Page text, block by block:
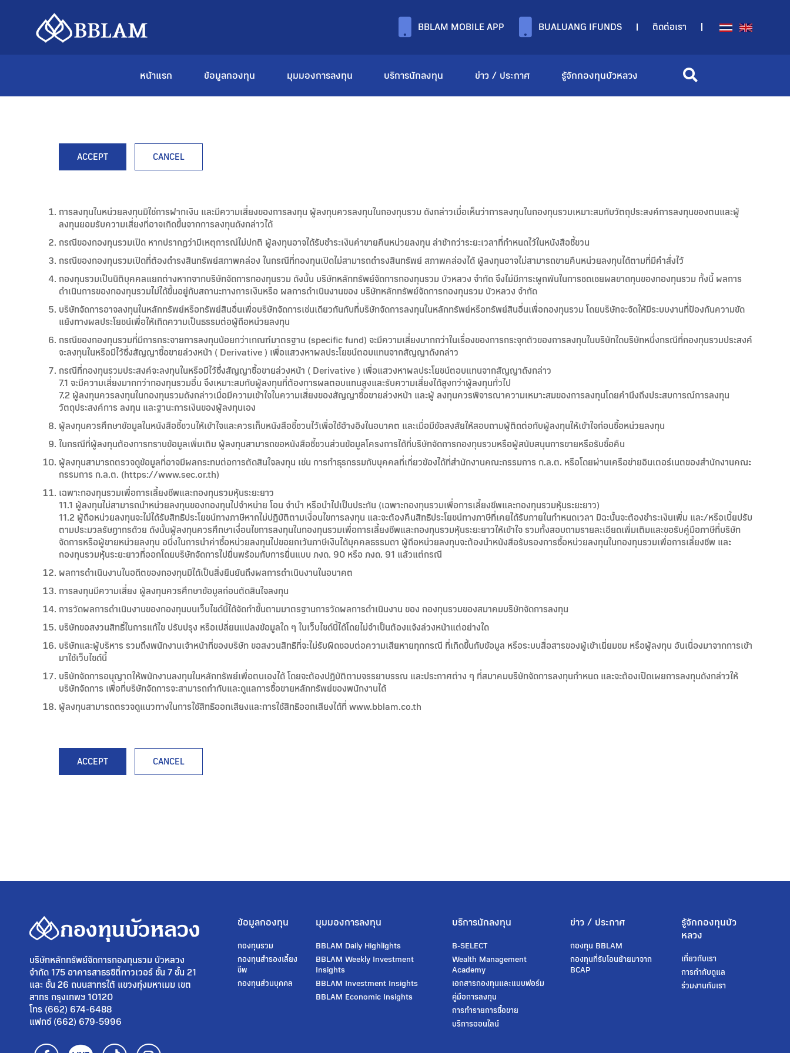
BBLAM MOBILE APP BUALUANG IFUNDS ติดต่อเรา
หน้าแรก ข้อมูลกองทุน มุมมองการลงทุน บริการนักลงทุน ข่าว / ประกาศ รู้จักกองทุนบัวหลวง
ACCEPT CANCEL
การลงทุนในหน่วยลงทุนมิใช่การฝากเงิน และมีความเสี่ยงของการลงทุน ผู้ลงทุนควรลงทุนในกองทุนรวม ดังกล่าวเมื่อเห็นว่าการลงทุนในกองทุนรวมเหมาะสมกับวัตถุประสงค์การลงทุนของตนและผู้
ลงทุนยอมรับความเสี่ยงที่อาจเกิดขึ้นจากการลงทุนดังกล่าวได้
กรณีของกองทุนรวมเปิด หากปรากฏว่ามีเหตุการณ์ไม่ปกติ ผู้ลงทุนอาจได้รับชำระเงินค่าขายคืนหน่วยลงทุน ล่าช้ากว่าระยะเวลาที่กำหนดไว้ในหนังสือชี้ชวน
กรณีของกองทุนรวมเปิดที่ต้องดำรงสินทรัพย์สภาพคล่อง ในกรณีที่กองทุนเปิดไม่สามารถดำรงสินทรัพย์ สภาพคล่องได้ ผู้ลงทุนอาจไม่สามารถขายคืนหน่วยลงทุนได้ตามที่มีคำสั่งไว้
กองทุนรวมเป็นนิติบุคคลแยกต่างหากจากบริษัทจัดการกองทุนรวม ดังนั้น บริษัทหลักทรัพย์จัดการกองทุนรวม บัวหลวง จำกัด จึงไม่มีภาระผูกพันในการชดเชยผลขาดทุนของกองทุนรวม ทั้งนี้ ผลการ
ดำเนินการของกองทุนรวมไม่ได้ขึ้นอยู่กับสถานะทางการเงินหรือ ผลการดำเนินงานของ บริษัทหลักทรัพย์จัดการกองทุนรวม บัวหลวง จำกัด
บริษัทจัดการอาจลงทุนในหลักทรัพย์หรือทรัพย์สินอื่นเพื่อบริษัทจัดการเช่นเดียวกันกับที่บริษัทจัดการลงทุนในหลักทรัพย์หรือทรัพย์สินอื่นเพื่อกองทุนรวม โดยบริษัทจะจัดให้มีระบบงานที่ป้องกันความขัด
แย้งทางผลประโยชน์เพื่อให้เกิดความเป็นธรรมต่อผู้ถือหน่วยลงทุน
กรณีของกองทุนรวมที่มีการกระจายการลงทุนน้อยกว่าเกณฑ์มาตรฐาน (specific fund) จะมีความเสี่ยงมากกว่าในเรื่องของการกระจุกตัวของการลงทุนในบริษัทใดบริษัทหนึ่งกรณีที่กองทุนรวมประสงค์
จะลงทุนในหรือมีไว้ซึ่งสัญญาซื้อขายล่วงหน้า ( Derivative ) เพื่อแสวงหาผลประโยชน์ตอบแทนจากสัญญาดังกล่าว
กรณีที่กองทุนรวมประสงค์จะลงทุนในหรือมีไว้ซึ่งสัญญาซื้อขายล่วงหน้า ( Derivative ) เพื่อแสวงหาผลประโยชน์ตอบแทนจากสัญญาดังกล่าว
7.1 จะมีความเสี่ยงมากกว่ากองทุนรวมอื่น จึงเหมาะสมกับผู้ลงทุนที่ต้องการผลตอบแทนสูงและรับความเสี่ยงได้สูงกว่าผู้ลงทุนทั่วไป
7.2 ผู้ลงทุนควรลงทุนในกองทุนรวมดังกล่าวเมื่อมีความเข้าใจในความเสี่ยงของสัญญาซื้อขายล่วงหน้า และผู้ ลงทุนควรพิจารณาความเหมาะสมของการลงทุนโดยคำนึงถึงประสบการณ์การลงทุน
วัตถุประสงค์การ ลงทุน และฐานะการเงินของผู้ลงทุนเอง
ผู้ลงทุนควรศึกษาข้อมูลในหนังสือชี้ชวนให้เข้าใจและควรเก็บหนังสือชี้ชวนไว้เพื่อใช้อ้างอิงในอนาคต และเมื่อมีข้อสงสัยให้สอบถามผู้ติดต่อกับผู้ลงทุนให้เข้าใจก่อนซื้อหน่วยลงทุน
ในกรณีที่ผู้ลงทุนต้องการทราบข้อมูลเพิ่มเติม ผู้ลงทุนสามารถขอหนังสือชี้ชวนส่วนข้อมูลโครงการได้ที่บริษัทจัดการกองทุนรวมหรือผู้สนับสนุนการขายหรือรับซื้อคืน
ผู้ลงทุนสามารถตรวจดูข้อมูลที่อาจมีผลกระทบต่อการตัดสินใจลงทุน เช่น การทำธุรกรรมกับบุคคลที่เกี่ยวข้องได้ที่สำนักงานคณะกรรมการ ก.ล.ต. หรือโดยผ่านเครือข่ายอินเตอร์เนตของสำนักงานคณะ
กรรมการ ก.ล.ต. (https://www.sec.or.th)
เฉพาะกองทุนรวมเพื่อการเลี้ยงชีพและกองทุนรวมหุ้นระยะยาว
11.1 ผู้ลงทุนไม่สามารถนำหน่วยลงทุนของกองทุนไปจำหน่าย โอน จำนำ หรือนำไปเป็นประกัน (เฉพาะกองทุนรวมเพื่อการเลี้ยงชีพและกองทุนรวมหุ้นระยะยาว)
11.2 ผู้ถือหน่วยลงทุนจะไม่ได้รับสิทธิประโยชน์ทางภาษีหากไม่ปฏิบัติตามเงื่อนไขการลงทุน และจะต้องคืนสิทธิประโยชน์ทางภาษีที่เคยได้รับภายในกำหนดเวลา มิฉะนั้นจะต้องชำระเงินเพิ่ม และ/หรือเบี้ยปรับ
ตามประมวลรัษฎากรด้วย ดังนั้นผู้ลงทุนควรศึกษาเงื่อนไขการลงทุนในกองทุนรวมเพื่อการเลี้ยงชีพและกองทุนรวมหุ้นระยะยาวให้เข้าใจ รวมทั้งสอบถามรายละเอียดเพิ่มเติมและขอรับคู่มือภาษีที่บริษัท
จัดการหรือผู้ขายหน่วยลงทุน อนึ่งในการนำค่าซื้อหน่วยลงทุนไปขอยกเว้นภาษีเงินได้บุคคลธรรมดา ผู้ถือหน่วยลงทุนจะต้องนำหนังสือรับรองการซื้อหน่วยลงทุนในกองทุนรวมเพื่อการเลี้ยงชีพ และ
กองทุนรวมหุ้นระยะยาวที่ออกโดยบริษัทจัดการไปยื่นพร้อมกับการยื่นแบบ ภงด. 90 หรือ ภงด. 91 แล้วแต่กรณี
ผลการดำเนินงานในอดีตของกองทุนมิได้เป็นสิ่งยืนยันถึงผลการดำเนินงานในอนาคต
การลงทุนมีความเสี่ยง ผู้ลงทุนควรศึกษาข้อมูลก่อนตัดสินใจลงทุน
การวัดผลการดำเนินงานของกองทุนบนเว็บไซด์นี้ได้จัดทำขึ้นตามมาตรฐานการวัดผลการดำเนินงาน ของ กองทุนรวมของสมาคมบริษัทจัดการลงทุน
บริษัทขอสงวนสิทธิ์ในการแก้ไข ปรับปรุง หรือเปลี่ยนแปลงข้อมูลใด ๆ ในเว็บไซด์นี้ได้โดยไม่จำเป็นต้องแจ้งล่วงหน้าแต่อย่างใด
บริษัทและผู้บริหาร รวมถึงพนักงานเจ้าหน้าที่ของบริษัท ขอสงวนสิทธิที่จะไม่รับผิดชอบต่อความเสียหายทุกกรณี ที่เกิดขึ้นกับข้อมูล หรือระบบสื่อสารของผู้เข้าเยี่ยมชม หรือผู้ลงทุน อันเนื่องมาจากการเข้า
มาใช้เว็บไซด์นี้
บริษัทจัดการอนุญาตให้พนักงานลงทุนในหลักทรัพย์เพื่อตนเองได้ โดยจะต้องปฏิบัติตามจรรยาบรรณ และประกาศต่าง ๆ ที่สมาคมบริษัทจัดการลงทุนกำหนด และจะต้องเปิดเผยการลงทุนดังกล่าวให้
บริษัทจัดการ เพื่อที่บริษัทจัดการจะสามารถกำกับและดูแลการซื้อขายหลักทรัพย์ของพนักงานได้
ผู้ลงทุนสามารถตรวจดูแนวทางในการใช้สิทธิออกเสียงและการใช้สิทธิออกเสียงได้ที่ www.bblam.co.th
ACCEPT CANCEL
บริษัทหลักทรัพย์จัดการกองทุนรวม บัวหลวง
จำกัด 175 อาคารสาธรซิตี้ทาวเวอร์ ชั้น 7 ชั้น 21
และ ชั้น 26 ถนนสาทรใต้ แขวงทุ่งมหาเมฆ เขต
สาทร กรุงเทพฯ 10120
โทร (662) 674-6488
แฟกซ์ (662) 679-5996
ข้อมูลกองทุน
กองทุนรวม
กองทุนสํารองเลี้ยง
ชีพ
กองทุนส่วนบุคคล
มุมมองการลงทุน
BBLAM Daily Highlights
BBLAM Weekly Investment
Insights
BBLAM Investment Insights
BBLAM Economic Insights
บริการนักลงทุน
B-SELECT
Wealth Management
Academy
เอกสารกองทุนและแบบฟอร์ม
คู่มือการลงทุน
การทำรายการซื้อขาย
บริการออนไลน์
ข่าว / ประกาศ
กองทุน BBLAM
กองทุนที่รับโอนย้ายมาจาก
BCAP
รู้จักกองทุนบัว
หลวง
เกี่ยวกับเรา
การกำกับดูแล
ร่วมงานกับเรา